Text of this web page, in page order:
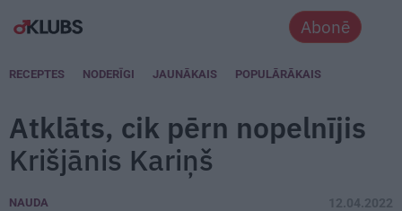
Abonē
RECEPTES NODERĪGI JAUNĀKAIS POPULĀRĀKAIS
Atklāts, cik pērn nopelnījis
Krišjānis Kariņš
NAUDA 12.04.2022